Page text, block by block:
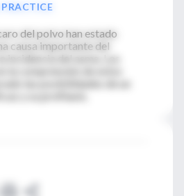
del polvo han estado
causa importante del
incidencia del asma. Los
las posibilidades de un